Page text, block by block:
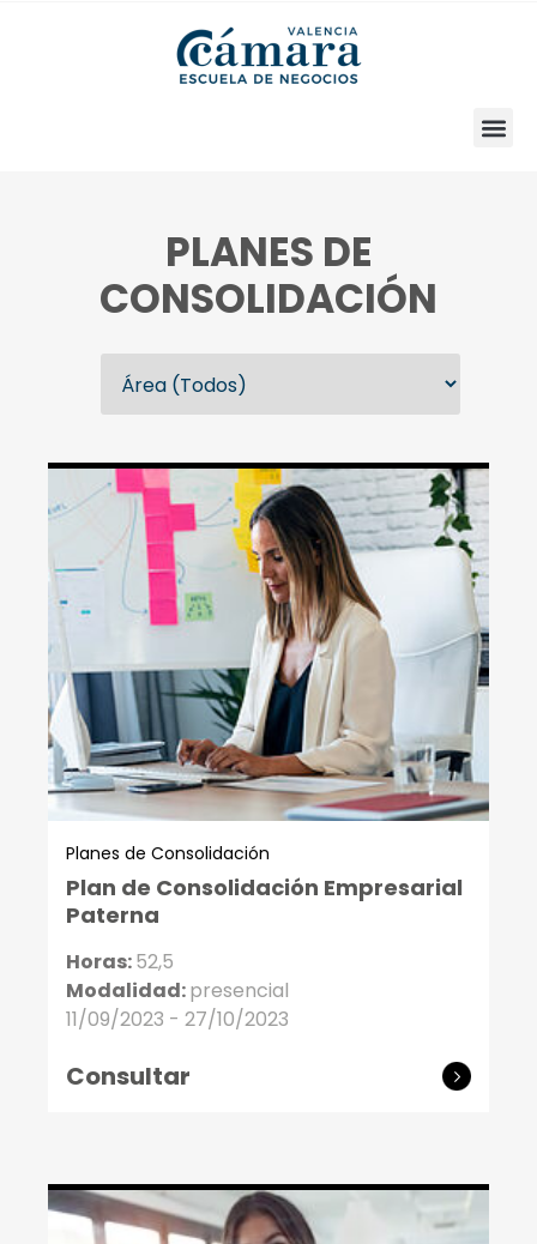
PLANES DE
CONSOLIDACIÓN
Planes de Consolidación
Plan de Consolidación Empresarial
Paterna
Horas:52,5
Modalidad:presencial
11/09/2023 - 27/10/2023
Consultar